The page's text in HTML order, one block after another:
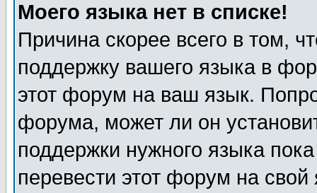
Моего языка нет в списке!
Причина скорее всего в том,
поддержку вашего языка в
этот форум на ваш язык.
форума, может ли он
поддержки нужного языка
перевести этот форум на